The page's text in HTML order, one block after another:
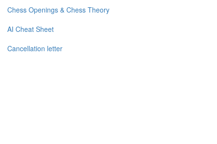
Chess Openings & Chess Theory
AI Cheat Sheet
Cancellation letter